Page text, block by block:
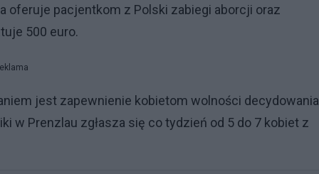
oferuje pacjentkom z Polski zabiegi aborcji oraz
500 euro.
jest zapewnienie kobietom wolności decydowania
w Prenzlau zgłasza się co tydzień od 5 do 7 kobiet z